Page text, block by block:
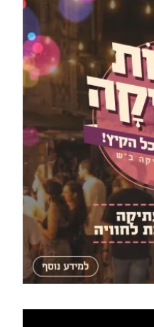
השתתפו בגיבוש
מה שהם